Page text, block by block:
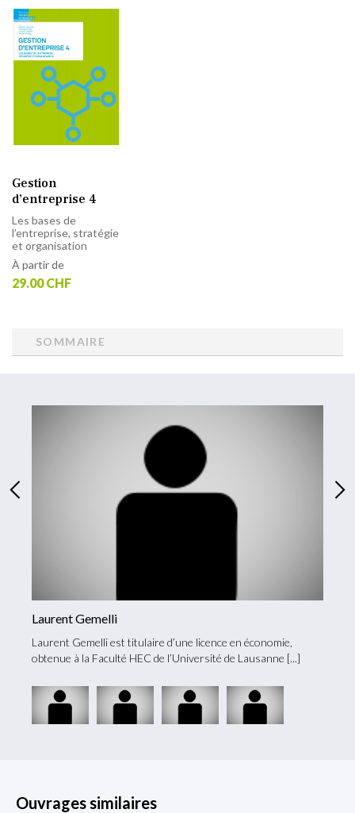
Gestion
d’entreprise 4
Les bases de
l’entreprise, stratégie
et organisation
À partir de
29.00 CHF
SOMMAIRE
Laurent Gemelli
Laurent Gemelli est titulaire d’une licence en économie,
obtenue à la Faculté HEC de l’Université de Lausanne
Ouvrages similaires